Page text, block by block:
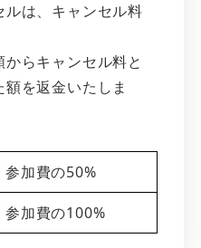
は、キャンセル料
らキャンセル料と
を返金いたしま
参加費の50%
参加費の100%